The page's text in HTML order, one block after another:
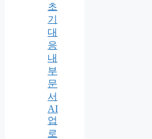
초
기
대
응
내
부
문
서
AI
업
로